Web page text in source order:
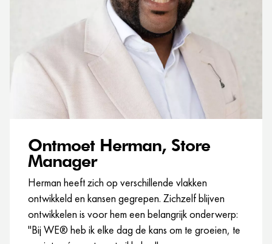
Ontmoet Herman, Store
Manager
Herman heeft zich op verschillende vlakken
ontwikkeld en kansen gegrepen. Zichzelf blijven
ontwikkelen is voor hem een belangrijk onderwerp:
"Bij WE® heb ik elke dag de kans om te groeien, te